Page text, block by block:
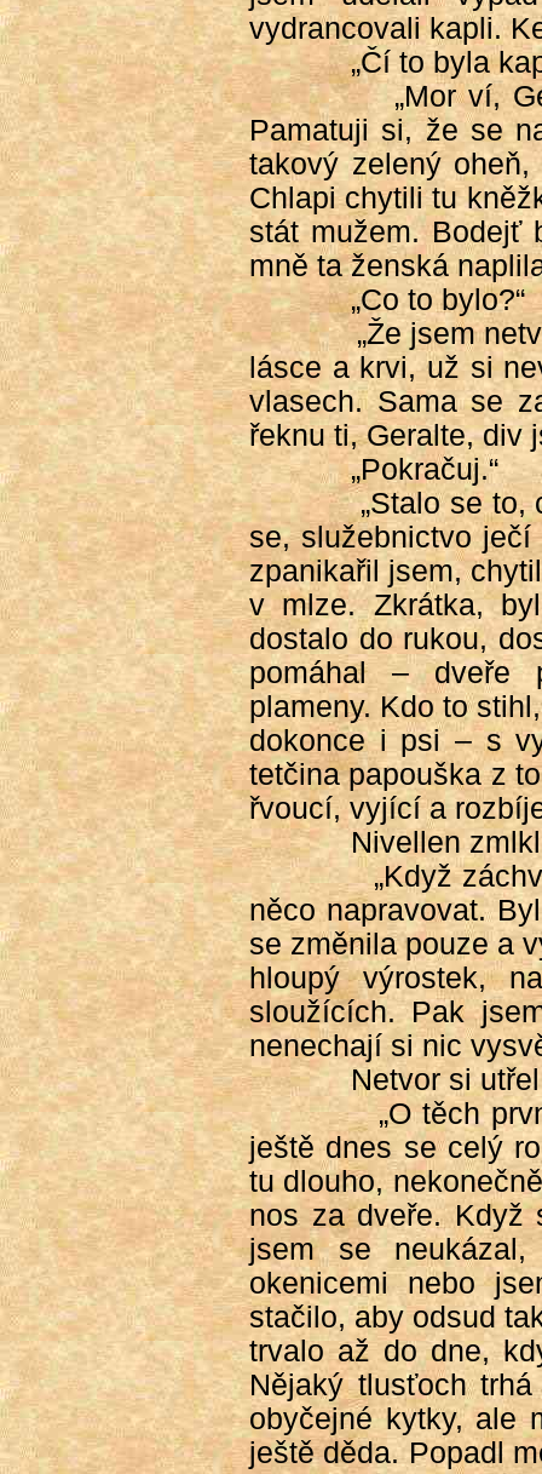
vydrancovali kapli.
„Čí to byla
„Mor ví,
Pamatuji si, že se
takový zelený
Chlapi chytili tu
stát mužem. Bodejť
mně ta ženská
„Co to bylo?“
„Že jsem
lásce a krvi, už si
vlasech. Sama se
řeknu ti, Geralte, div
„Pokračuj.“
„Stalo se
se, služebnictvo
zpanikařil jsem,
v mlze. Zkrátka,
dostalo do rukou,
pomáhal – dveře
plameny. Kdo to
dokonce i psi – s
tetčina papouška z
řvoucí, vyjící a
Nivellen
„Když
něco napravovat.
se změnila pouze a
hloupý výrostek,
sloužících. Pak
nenechají si nic
Netvor si
„O těch
ještě dnes se celý
tu dlouho,
nos za dveře. Když
jsem se
okenicemi nebo
stačilo, aby odsud
trvalo až do dne,
Nějaký tlusťoch
obyčejné kytky, ale
ještě děda. Popadl